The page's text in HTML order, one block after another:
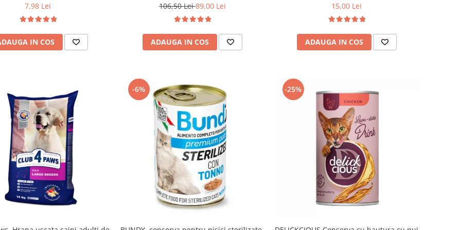
7,98 Lei
IN COS
106,50 Lei89,00 Lei
ADAUGA IN COS
15,00 Lei
ADAUGA IN COS
-6% -25%